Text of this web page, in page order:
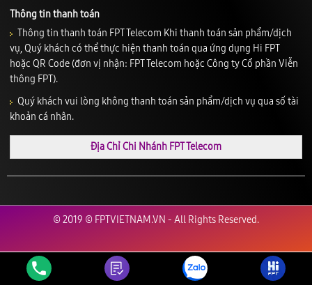
Thông tin thanh toán
Thông tin thanh toán FPT Telecom Khi thanh toán sản phẩm/dịch
vụ, Quý khách có thể thực hiện thanh toán qua ứng dụng Hi FPT
hoặc QR Code (đơn vị nhận: FPT Telecom hoặc Công ty Cổ phần Viễn
thông FPT).
Quý khách vui lòng không thanh toán sản phẩm/dịch vụ qua số tài
khoản cá nhân.
Địa Chỉ Chi Nhánh FPT Telecom
© 2019 © FPTVIETNAM.VN - All Rights Reserved.